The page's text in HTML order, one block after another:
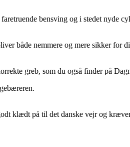
bensving og i stedet nyde
både nemmere og mere sikker for
greb, som du også finder på
klædt på til det danske vejr og